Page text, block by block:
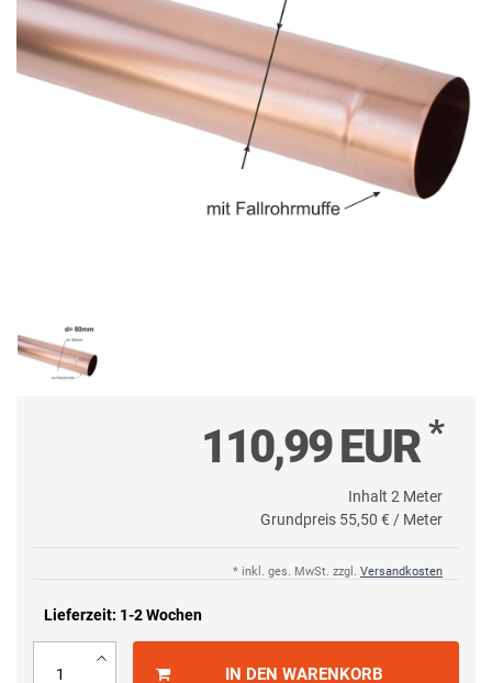
110,99 EUR*
Inhalt 2 Meter
Grundpreis 55,50 € / Meter
* inkl. ges. MwSt. zzgl. Versandkosten
Lieferzeit: 1-2 Wochen
IN DEN WARENKORB